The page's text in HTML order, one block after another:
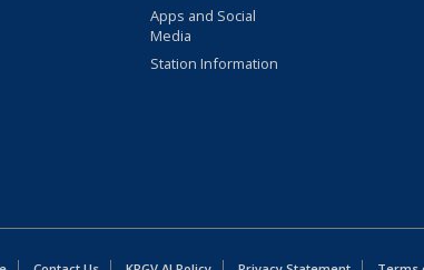
Apps and Social
Media
Station Information